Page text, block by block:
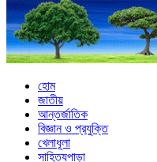
হোম
জাতীয়
আন্তর্জাতিক
বিজ্ঞান ও প্রযুক্তি
খেলাধূলা
সাহিত্যপাড়া